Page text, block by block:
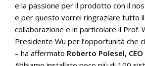
e la passione per il prodotto con il
e per questo vorrei ringraziare tutto
collaborazione e in particolare il Prof.
Presidente Wu per l’opportunità che
– ha affermato Roberto Polesel,